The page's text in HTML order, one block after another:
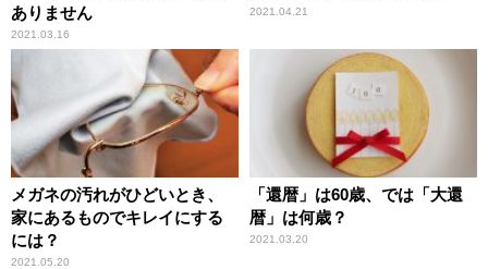
ありません
2021.03.16
2021.04.21
メガネの汚れがひどいとき、
家にあるものでキレイにする
には？
2021.05.20
「還暦」は60歳、では「大還
暦」は何歳？
2021.03.20